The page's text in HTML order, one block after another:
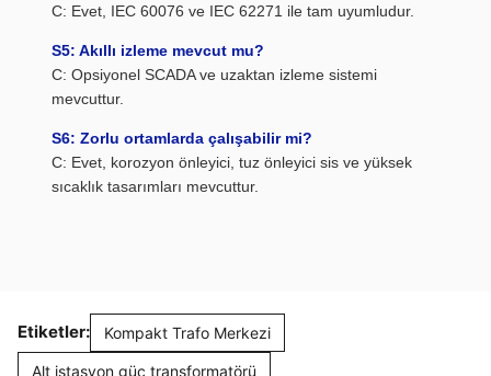
C: Evet, IEC 60076 ve IEC 62271 ile tam uyumludur.
S5: Akıllı izleme mevcut mu?
C: Opsiyonel SCADA ve uzaktan izleme sistemi
mevcuttur.
S6: Zorlu ortamlarda çalışabilir mi?
C: Evet, korozyon önleyici, tuz önleyici sis ve yüksek
sıcaklık tasarımları mevcuttur.
Etiketler: Kompakt Trafo Merkezi
Alt istasyon güç transformatörü